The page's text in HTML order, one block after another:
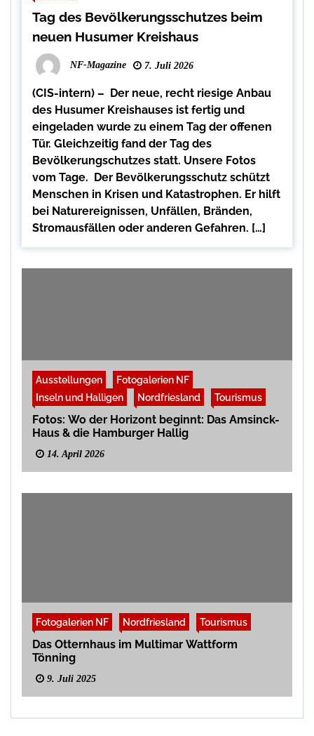
Tag des Bevölkerungsschutzes beim
neuen Husumer Kreishaus
NF-Magazine 7. Juli 2026
(CIS-intern) – Der neue, recht riesige Anbau
des Husumer Kreishauses ist fertig und
eingeladen wurde zu einem Tag der offenen
Tür. Gleichzeitig fand der Tag des
Bevölkerungschutzes statt. Unsere Fotos
vom Tage. Der Bevölkerungsschutz schützt
Menschen in Krisen und Katastrophen. Er hilft
bei Naturereignissen, Unfällen, Bränden,
Stromausfällen oder anderen Gefahren. […]
Ausstellungen
Fotogalerien NF
Inseln und Halligen
Nordfriesland Tourismus
Fotos: Wo der Horizont beginnt: Das Amsinck-
Haus & die Hamburger Hallig
14. April 2026
Fotogalerien NF Nordfriesland Tourismus
Das Otternhaus im Multimar Wattform
Tönning
9. Juli 2025